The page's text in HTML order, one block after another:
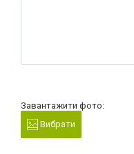
Завантажити фото:
Вибрати